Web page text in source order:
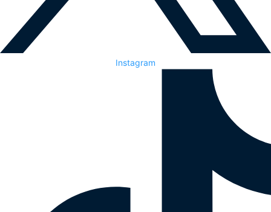
Instagram